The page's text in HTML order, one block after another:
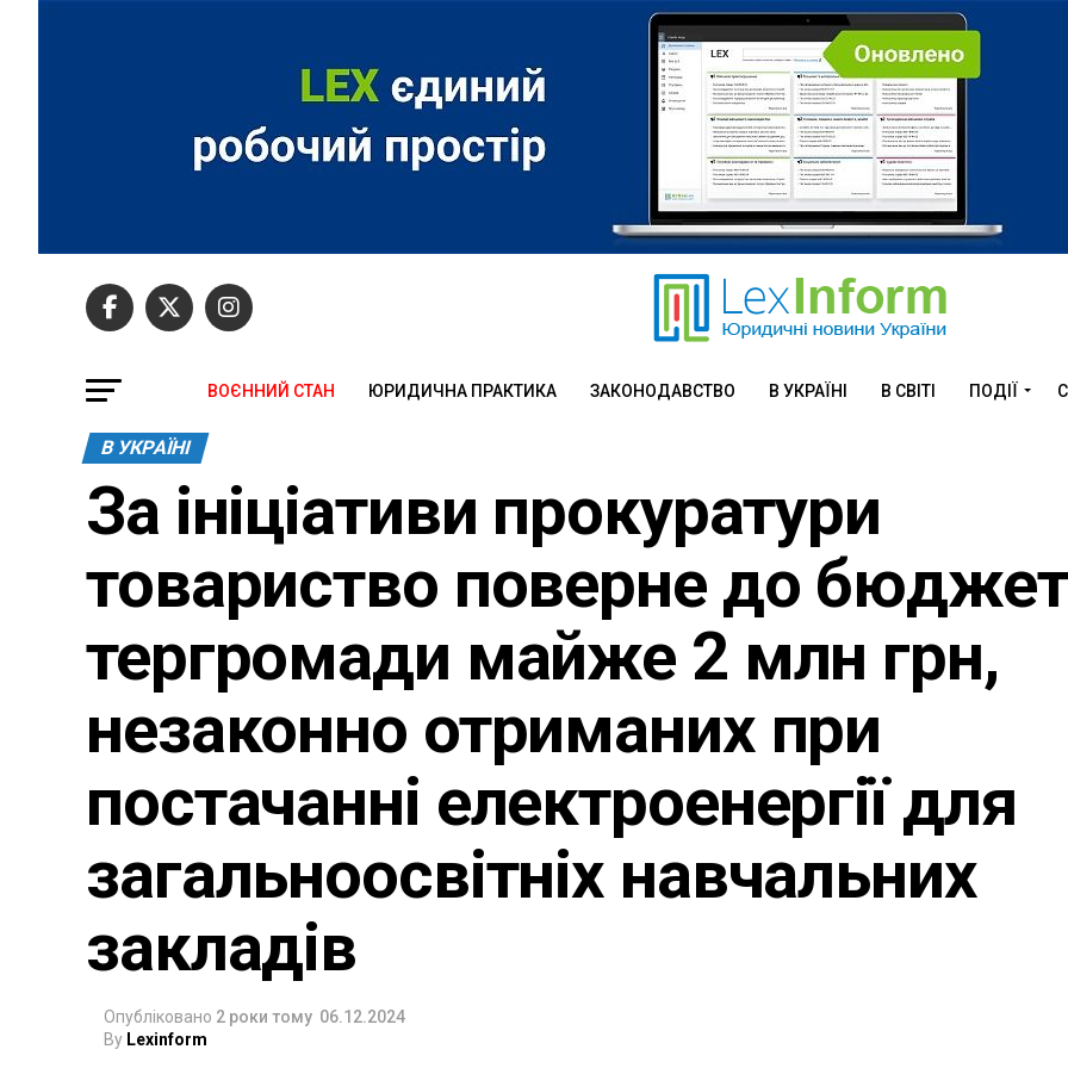
ВОЄННИЙ СТАН ЮРИДИЧНА ПРАКТИКА ЗАКОНОДАВСТВО В УКРАЇНІ В СВІТІ ПОДІЇ
В УКРАЇНІ
За ініціативи прокуратури
товариство поверне до
тергромади майже 2 млн грн,
незаконно отриманих при
постачанні електроенергії для
загальноосвітніх навчальних
закладів
Опубліковано 2 роки тому 06.12.2024
By Lexinform